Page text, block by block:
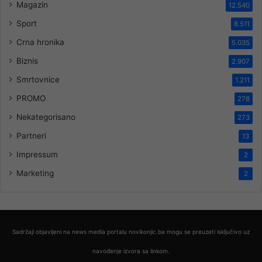
Magazin 12.540
Sport 8.511
Crna hronika 5.035
Biznis 2.907
Smrtovnice 1.211
PROMO 278
Nekategorisano 273
Partneri 13
Impressum 2
Marketing 2
Sadržaji objavljeni na news media portalu novikonjic.ba mogu se preuzeti isključivo uz
navođenje izvora sa linkom.